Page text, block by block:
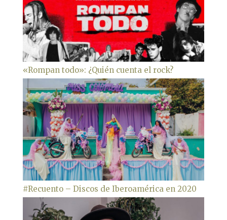
«Rompan todo»: ¿Quién cuenta el rock?
#Recuento – Discos de Iberoamérica en 2020